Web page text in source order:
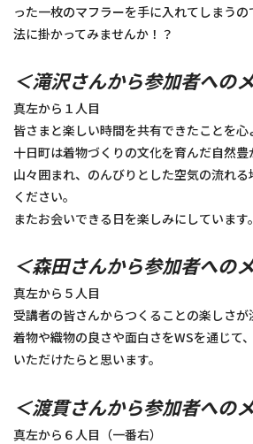
った一枚のマフラーを手に入れてしまう
法に掛かってみませんか！？
＜滝沢さんから参加者への
真左から１人目
皆さまと楽しい時間を共有できたことを心
十日町は着物づくりの文化を育んだ自然豊
山々囲まれ、のんびりとした空気の流れ
ください。
またお会いできる日を楽しみにしています。
＜森田さんから参加者への
真左から５人目
受講者の皆さんからつくることの楽しさが
着物や織物の良さや面白さをWSを通じて
いただけたらと思います。
＜渡貫さんから参加者への
真左から６人目（一番右）